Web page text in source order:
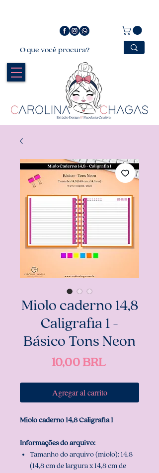
Miolo caderno 14,8
Caligrafia 1 -
Básico Tons Neon
10,00 BRLPrecio
Agregar al carrito
Miolo caderno 14,8 Caligrafia 1
Informações do arquivo:
Tamanho do arquivo (miolo): 14,8
(14,8 cm de largura x 14,8 cm de